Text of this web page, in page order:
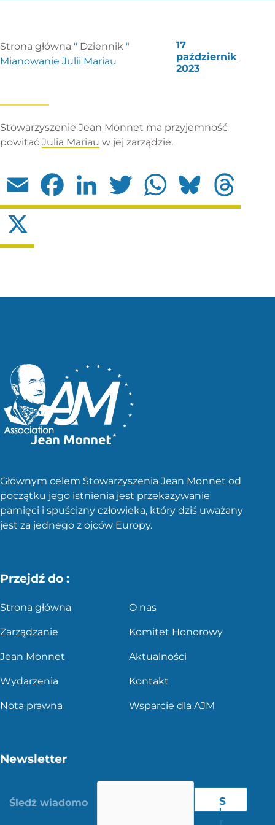
Strona główna " Dziennik "
Mianowanie Julii Mariau
17
październik
2023
Stowarzyszenie Jean Monnet ma przyjemność
powitać Julia Mariau w jej zarządzie.
Email Facebook LinkedIn Twitter WhatsApp Bluesky
Głównym celem Stowarzyszenia Jean Monnet od
początku jego istnienia jest przekazywanie
pamięci i spuścizny człowieka, który dziś uważany
jest za jednego z ojców Europy.
Przejdź do :
Strona główna O nas
Zarządzanie Komitet Honorowy
Jean Monnet Aktualności
Wydarzenia Kontakt
Nota prawna Wsparcie dla AJM
Newsletter
S
'